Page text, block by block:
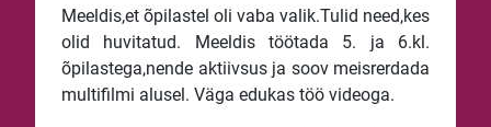
Meeldis,et õpilastel oli vaba valik.Tulid need,kes
olid huvitatud. Meeldis töötada 5. ja 6.kl.
õpilastega,nende aktiivsus ja soov meisrerdada
multifilmi alusel. Väga edukas töö videoga.